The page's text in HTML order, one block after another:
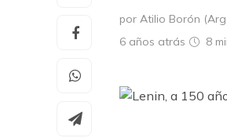
por Atilio Borón
6 años atrás
8